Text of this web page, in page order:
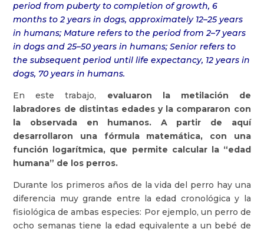
period from puberty to completion of growth, 6
months to 2 years in dogs, approximately 12–25 years
in humans; Mature refers to the period from 2–7 years
in dogs and 25–50 years in humans; Senior refers to
the subsequent period until life expectancy, 12 years in
dogs, 70 years in humans.
En este trabajo, evaluaron la metilación de
labradores de distintas edades y la compararon con
la observada en humanos. A partir de aquí
desarrollaron una fórmula matemática, con una
función logarítmica, que permite calcular la “edad
humana” de los perros.
Durante los primeros años de la vida del perro hay una
diferencia muy grande entre la edad cronológica y la
fisiológica de ambas especies: Por ejemplo, un perro de
ocho semanas tiene la edad equivalente a un bebé de